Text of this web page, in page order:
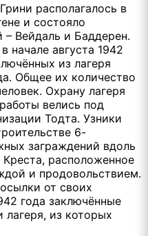
располагалось в
и состояло
– Вейдаль и Баддерен.
начале августа 1942
из лагеря
Общее их количество
Охрану лагеря
велись под
Тодта. Узники
6-
заграждений вдоль
расположенное
и продовольствием.
от своих
года заключённые
лагеря, из которых